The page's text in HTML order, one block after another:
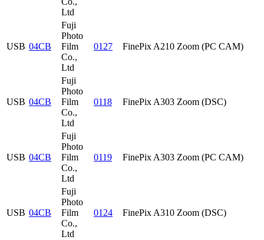
Ltd
USB 04CB
Fuji
Photo
Film
Co.,
Ltd
0127 FinePix A210 Zoom (PC CAM)
USB 04CB
Fuji
Photo
Film
Co.,
Ltd
0118 FinePix A303 Zoom (DSC)
USB 04CB
Fuji
Photo
Film
Co.,
Ltd
0119 FinePix A303 Zoom (PC CAM)
USB 04CB
Fuji
Photo
Film
Co.,
Ltd
0124 FinePix A310 Zoom (DSC)